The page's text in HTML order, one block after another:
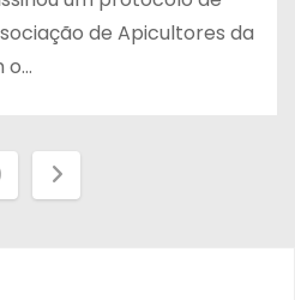
de Apicultores da
o…